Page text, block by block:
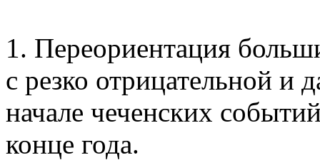
1. Переориентация
с резко отрицательной и
начале чеченских
конце года.